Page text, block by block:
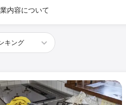
内容について